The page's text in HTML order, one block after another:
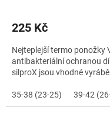
225 Kč
Nejteplejší termo ponožky
antibakteriální ochranou
silproX jsou vhodné
35-38 (23-25) 39-42